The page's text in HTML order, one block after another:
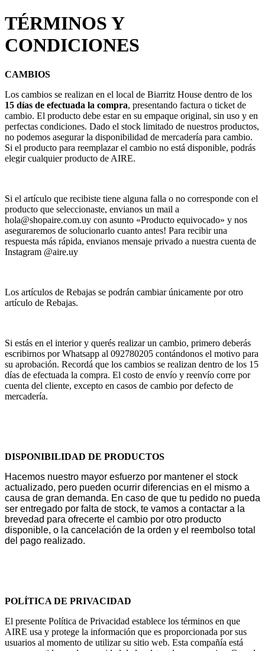
TÉRMINOS Y
CONDICIONES
CAMBIOS
Los cambios se realizan en el local de Biarritz House dentro de los
15 días de efectuada la compra, presentando factura o ticket de
cambio. El producto debe estar en su empaque original, sin uso y en
perfectas condiciones. Dado el stock limitado de nuestros productos,
no podemos asegurar la disponibilidad de mercadería para cambio.
Si el producto para reemplazar el cambio no está disponible, podrás
elegir cualquier producto de AIRE.
Si el artículo que recibiste tiene alguna falla o no corresponde con el
producto que seleccionaste, envianos un mail a
hola@shopaire.com.uy con asunto «Producto equivocado» y nos
aseguraremos de solucionarlo cuanto antes! Para recibir una
respuesta más rápida, envianos mensaje privado a nuestra cuenta de
Instagram @aire.uy
Los artículos de Rebajas se podrán cambiar únicamente por otro
artículo de Rebajas.
Si estás en el interior y querés realizar un cambio, primero deberás
escribirnos por Whatsapp al 092780205 contándonos el motivo para
su aprobación. Recordá que los cambios se realizan dentro de los 15
días de efectuada la compra. El costo de envío y reenvío corre por
cuenta del cliente, excepto en casos de cambio por defecto de
mercadería.
DISPONIBILIDAD DE PRODUCTOS
Hacemos nuestro mayor esfuerzo por mantener el stock
actualizado, pero pueden ocurrir diferencias en el mismo a
causa de gran demanda. En caso de que tu pedido no pueda
ser entregado por falta de stock, te vamos a contactar a la
brevedad para ofrecerte e l cambio por otro producto
disponible, o l a cancelación de la orden y el reembolso total
del pago realizado.
POLÍTICA DE PRIVACIDAD
El presente Política de Privacidad establece los términos en que
AIRE usa y protege la información que es proporcionada por sus
usuarios al momento de utilizar su sitio web. Esta compañía está